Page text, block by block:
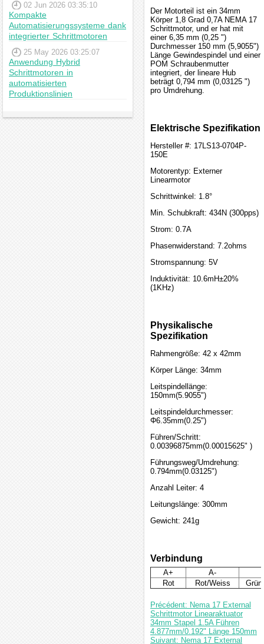
02 Jun 2026 03:35:10
Kompakte
Automatisierungssysteme dank
integrierter Schrittmotoren
25 May 2026 03:25:07
Anwendung Hybrid
Schrittmotoren in
automatisierten
Produktionslinien
Der Motorteil ist ein 34mm
Körper 1,8 Grad 0,7A NEMA 17
Schrittmotor, und er hat mit
einer 6,35 mm (0,25 ")
Durchmesser 150 mm (5,9055")
Länge Gewindespindel und einer
POM Schraubenmutter
integriert, der lineare Hub
beträgt 0,794 mm (0,03125 ")
pro Umdrehung.
Elektrische Spezifikation
Hersteller #: 17LS13-0704P-
150E
Motorentyp: Externer
Linearmotor
Schrittwinkel: 1.8°
Min. Schubkraft: 434N (300pps)
Strom: 0.7A
Phasenwiderstand: 7.2ohms
Stromspannung: 5V
Induktivität: 10.6mH±20%
(1KHz)
Physikalische
Spezifikation
Rahmengröße: 42 x 42mm
Körper Länge: 34mm
Leitspindellänge:
150mm(5.9055")
Leitspindeldurchmesser:
Φ6.35mm(0.25")
Führen/Schritt:
0.00396875mm(0.00015625" )
Führungsweg/Umdrehung:
0.794mm(0.03125")
Anzahl Leiter: 4
Leitungslänge: 300mm
Gewicht: 241g
Verbindung
A+ A-
Rot
Rot/Weiss
Précédent: Nema 17 External
Schrittmotor Linearaktuator
34mm Stapel 1.5A Führen
4.877mm/0.192" Länge 150mm
Suivant: Nema 17 External